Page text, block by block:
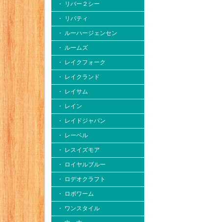
・ リバー２シー
・ リバティ
・ ルーハージェンセン
・ ルームズ
・ レイクフォーク
・ レイクランド
・ レイサム
・ レイン
・ レイドジャパン
・ レーベル
・ レスイズモア
・ ロイヤルブルー
・ ロデオクラフト
・ ロボワーム
・ ワンスタイル